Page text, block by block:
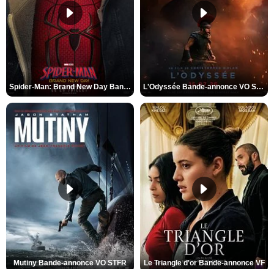
Spider-Man: Brand New Day Bande-annonce VO STFR L'Odyssée Bande-annonce VO STFR
Mutiny Bande-annonce VO STFR Le Triangle d'or Bande-annonce VF